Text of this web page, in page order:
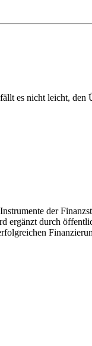
es nicht leicht, den
der
ergänzt durch